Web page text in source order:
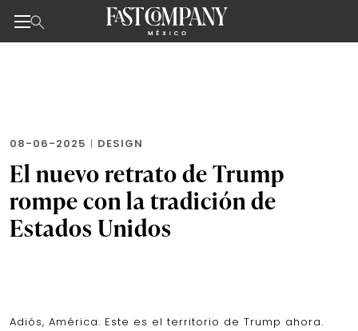
08-06-2025 | DESIGN
El nuevo retrato de Trump
rompe con la tradición de
Estados Unidos
Adiós, América. Este es el territorio de Trump ahora.